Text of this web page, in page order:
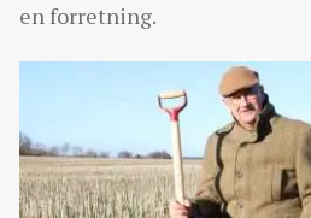
en forretning.